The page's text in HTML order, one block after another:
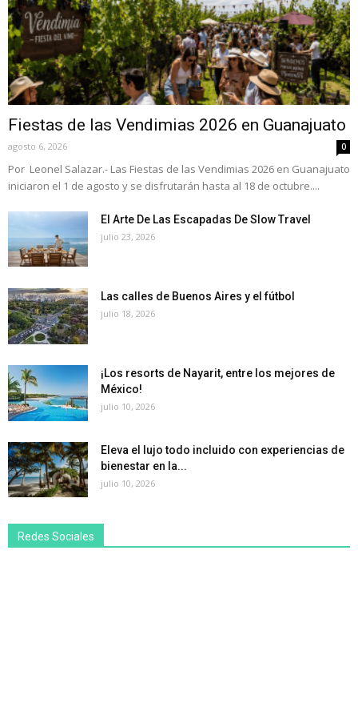
Fiestas de las Vendimias 2026 en Guanajuato
agosto 6, 2026 0
Por Leonel Salazar.- Las Fiestas de las Vendimias 2026 en Guanajuato
iniciaron el 1 de agosto y se disfrutarán hasta al 18 de octubre....
El Arte De Las Escapadas De Slow Travel
julio 23, 2026
Las calles de Buenos Aires y el fútbol
julio 18, 2026
¡Los resorts de Nayarit, entre los mejores de
México!
julio 10, 2026
Eleva el lujo todo incluido con experiencias de
bienestar en la...
julio 10, 2026
Redes Sociales